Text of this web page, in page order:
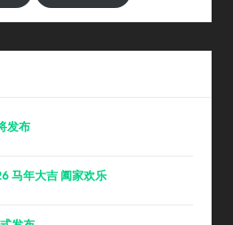
发布
马年大吉 阖家欢乐